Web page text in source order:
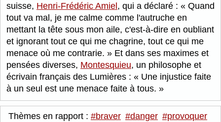
suisse, Henri-Frédéric Amiel , qui a déclaré :
Quand
tout va mal, je me calme comme l'autruche en
mettant la tête sous mon aile, c'est-à-dire en oubliant
et ignorant tout ce qui me chagrine, tout ce qui me
menace où me contrarie.
Et dans ses maximes et
pensées diverses, Montesquieu, un philosophe et
écrivain français des Lumières :
Une injustice faite
à un seul est une menace faite à tous.
Thèmes en rapport : #braver #danger #provoquer